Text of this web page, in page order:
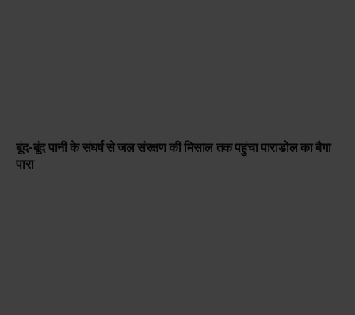
बूंद-बूंद पानी के संघर्ष से जल संरक्षण की मिसाल तक पहुंचा पाराडोल का बैगा
पारा